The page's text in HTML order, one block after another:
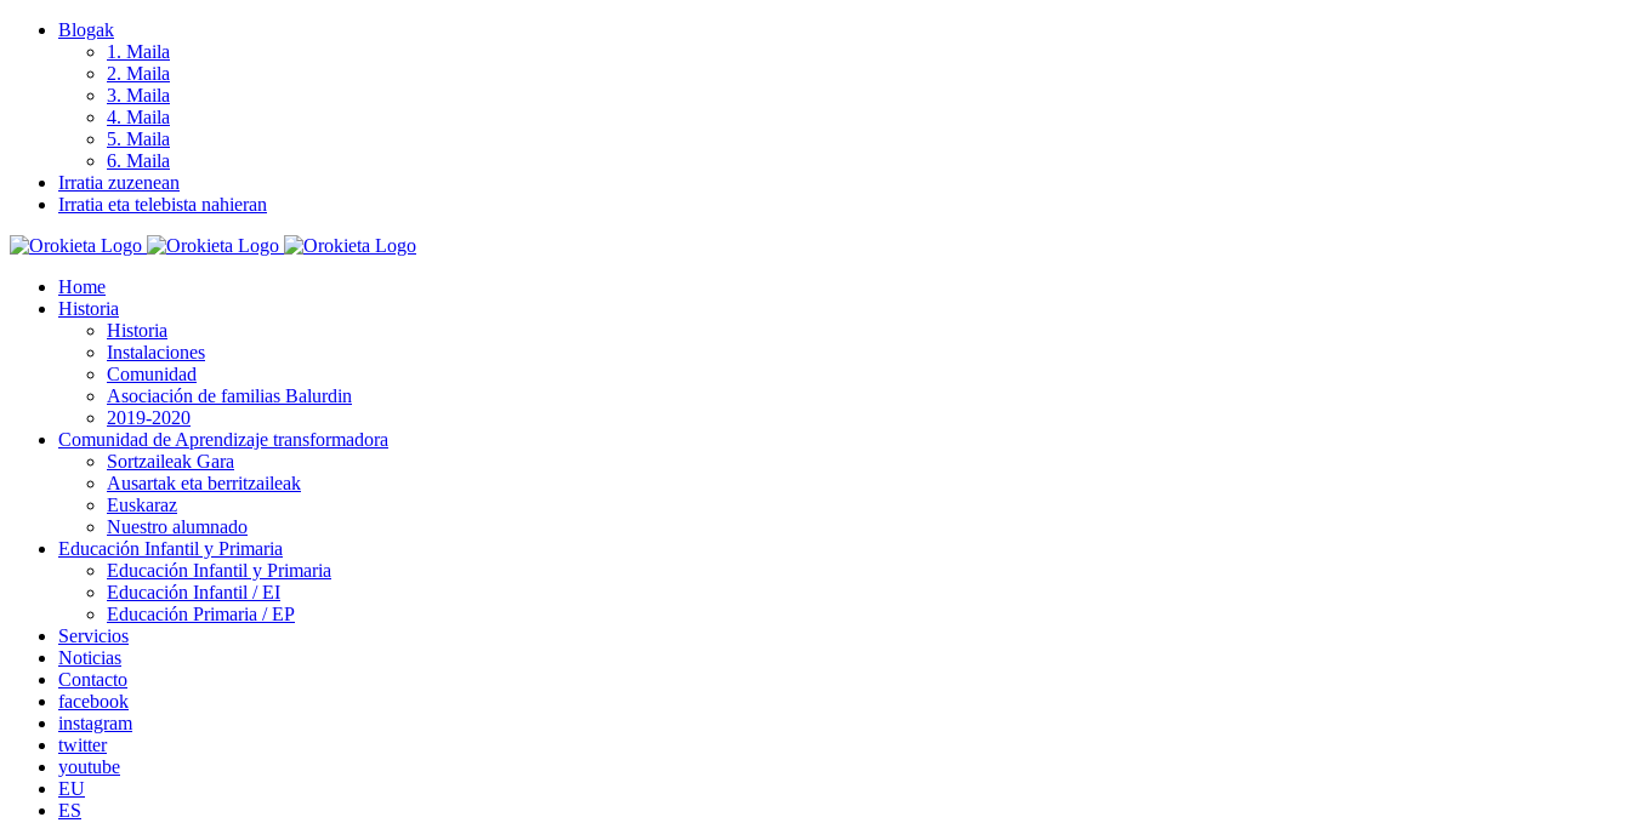
Skip
Blogak
1. Maila
2. Maila
3. Maila
4. Maila
5. Maila
6. Maila
Irratia zuzenean
Irratia eta telebista nahieran
Home
Historia
Historia
Instalaciones
Comunidad
Asociación de familias Balurdin
2019-2020
Comunidad de Aprendizaje transformadora
Sortzaileak Gara
Ausartak eta berritzaileak
Euskaraz
Nuestro alumnado
Educación Infantil y Primaria
Educación Infantil y Primaria
Educación Infantil / EI
Educación Primaria / EP
Servicios
Noticias
Contacto
facebook
instagram
twitter
youtube
EU
ES